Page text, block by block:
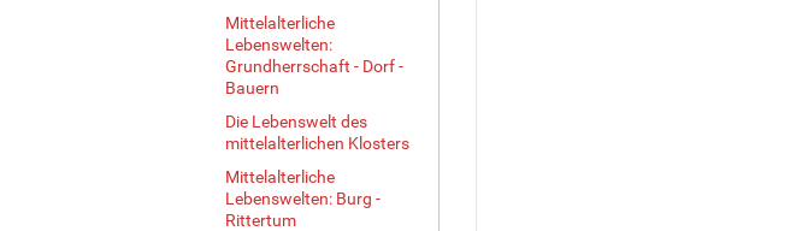
Mittelalterliche
Lebenswelten:
Grundherrschaft - Dorf -
Bauern
Die Lebenswelt des
mittelalterlichen Klosters
Mittelalterliche
Lebenswelten: Burg -
Rittertum